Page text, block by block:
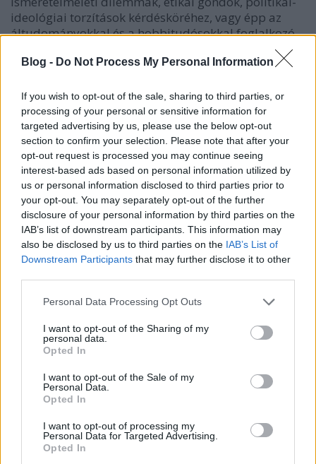
Blog - Do Not Process My Personal Information
If you wish to opt-out of the sale, sharing to third parties, or
processing of your personal or sensitive information for
targeted advertising by us, please use the below opt-out
section to confirm your selection. Please note that after your
opt-out request is processed you may continue seeing
interest-based ads based on personal information utilized by
us or personal information disclosed to third parties prior to
your opt-out. You may separately opt-out of the further
disclosure of your personal information by third parties on the
IAB’s list of downstream participants. This information may
also be disclosed by us to third parties on the IAB’s List of
Downstream Participants that may further disclose it to other
Please note that this website/app uses one or more Google
not limited to your visit or usage behaviour. You may click to
grant or deny consent to Google and its third-party tags to
use your data for below specified purposes in below Google
consent section.
Personal Data Processing Opt Outs
I want to opt-out of the Sharing of my
personal data.
Opted In
I want to opt-out of the Sale of my
Personal Data.
Opted In
I want to opt-out of processing my
Personal Data for Targeted Advertising.
Opted In
ideológiai torzítások kérdésköréhez, vagy épp az
áltudományokkal és a hobbitudósokkal foglalkozó
A klubest időpontja: 2019. február 19. kedd
óra
Helye: Kossuth Klub(1088 Budapest, Múzeum u.
)
A klubestre a belépés ingyenes, minden érdeklődőt
szeretettel várunk!Facebook-eseményoldal
FRISSÍTÉS: A klubest videófelvétele:
youtu.be/2DpkX0o-8gw
Az előadónak a témával kapcsolatos írásai pedigitt
Címkék:klub tudomány
Ajánlott bejegyzések: